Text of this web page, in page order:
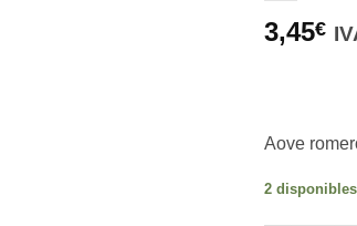
3,45€
Aove
2 disponibles